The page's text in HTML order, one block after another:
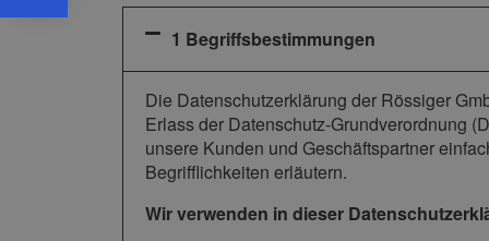
1 Begriffsbestimmungen
Die Datenschutzerklärung der Rössiger
Erlass der Datenschutz-Grundverordnung
unsere Kunden und Geschäftspartner
Begrifflichkeiten erläutern.
Wir verwenden in dieser